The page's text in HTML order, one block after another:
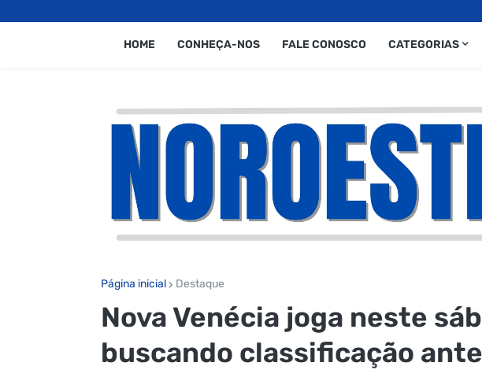
HOME CONHEÇA-NOS FALE CONOSCO CATEGORIAS
Página inicial Destaque
Nova Venécia joga neste
buscando classificação